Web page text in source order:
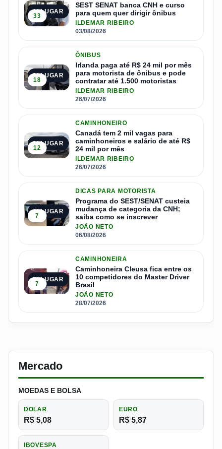
1º LUGAR
33
SEST SENAT banca CNH e curso
para quem quer dirigir ônibus
ILDEMAR RIBEIRO
03/08/2026
2º LUGAR
18
ÔNIBUS
Irlanda paga até R$ 24 mil por mês
para motorista de ônibus e pode
contratar até 1.500 motoristas
ILDEMAR RIBEIRO
26/07/2026
3º LUGAR
12
CAMINHONEIRO
Canadá tem 2 mil vagas para
caminhoneiros e salário de até R$
24 mil por mês
ILDEMAR RIBEIRO
26/07/2026
4º LUGAR
7
DICAS PARA MOTORISTA
Programa do SEST/SENAT custeia
mudança de categoria da CNH;
saiba como se inscrever
JOÃO NETO
06/08/2026
5º LUGAR
7
CAMINHONEIRA
Caminhoneira Cleusa fica entre os
10 competidores do Master Driver
Brasil
JOÃO NETO
28/07/2026
Mercado
MOEDAS E BOLSA
DOLAR
R$ 5,08
EURO
R$ 5,87
IBOVESPA